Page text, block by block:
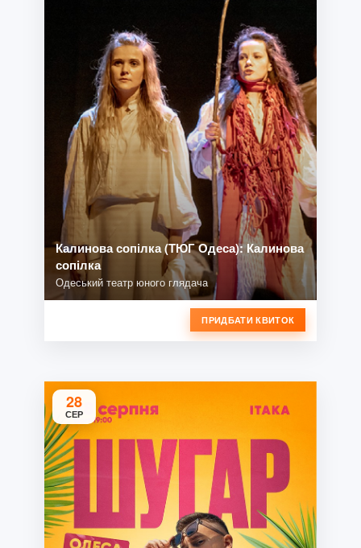
Калинова сопілка (ТЮГ Одеса): Калинова
сопілка
Одеський театр юного глядача
ПРИДБАТИ КВИТОК
28
СЕР